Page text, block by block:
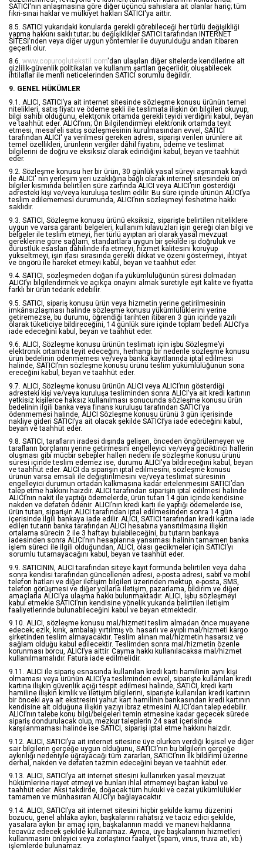
SATICI'nın anlaşmasına göre diğer üçüncü sahıslara ait olanlar hariç; tüm
fikri-sınai haklar ve mülkiyet hakları SATICI'ya aittir.
8.5. SATICI yukarıdaki konularda gerekli görebileceği her türlü değişikliği
yapma hakkını saklı tutar; bu değişiklikler SATICI tarafından INTERNET
SİTESİ'nden veya diğer uygun yöntemler ile duyurulduğu andan itibaren
geçerli olur.
8.6. www.copuroglutekstil.com'dan ulaşılan diğer sitelerde kendilerine ait
gizlilik-güvenlik politikaları ve kullanım şartları geçerlidir, oluşabilecek
ihtilaflar ile menfi neticelerinden SATICI sorumlu değildir.
9. GENEL HÜKÜMLER
9.1. ALICI, SATICI’ya ait internet sitesinde sözleşme konusu ürünün temel
nitelikleri, satış fiyatı ve ödeme şekli ile teslimata ilişkin ön bilgileri okuyup,
bilgi sahibi olduğunu, elektronik ortamda gerekli teyidi verdiğini kabul, beyan
ve taahhüt eder. ALICI’nın; Ön Bilgilendirmeyi elektronik ortamda teyit
etmesi, mesafeli satış sözleşmesinin kurulmasından evvel, SATICI
tarafından ALICI' ya verilmesi gereken adresi, siparişi verilen ürünlere ait
temel özellikleri, ürünlerin vergiler dâhil fiyatını, ödeme ve teslimat
bilgilerini de doğru ve eksiksiz olarak edindiğini kabul, beyan ve taahhüt
eder.
9.2. Sözleşme konusu her bir ürün, 30 günlük yasal süreyi aşmamak kaydı
ile ALICI' nın yerleşim yeri uzaklığına bağlı olarak internet sitesindeki ön
bilgiler kısmında belirtilen süre zarfında ALICI veya ALICI’nın gösterdiği
adresteki kişi ve/veya kuruluşa teslim edilir. Bu süre içinde ürünün ALICI’ya
teslim edilememesi durumunda, ALICI’nın sözleşmeyi feshetme hakkı
saklıdır.
9.3. SATICI, Sözleşme konusu ürünü eksiksiz, siparişte belirtilen niteliklere
uygun ve varsa garanti belgeleri, kullanım kılavuzları işin gereği olan bilgi ve
belgeler ile teslim etmeyi, her türlü ayıptan arî olarak yasal mevzuat
gereklerine göre sağlam, standartlara uygun bir şekilde işi doğruluk ve
dürüstlük esasları dâhilinde ifa etmeyi, hizmet kalitesini koruyup
yükseltmeyi, işin ifası sırasında gerekli dikkat ve özeni göstermeyi, ihtiyat
ve öngörü ile hareket etmeyi kabul, beyan ve taahhüt eder.
9.4. SATICI, sözleşmeden doğan ifa yükümlülüğünün süresi dolmadan
ALICI’yı bilgilendirmek ve açıkça onayını almak suretiyle eşit kalite ve fiyatta
farklı bir ürün tedarik edebilir.
9.5. SATICI, sipariş konusu ürün veya hizmetin yerine getirilmesinin
imkânsızlaşması halinde sözleşme konusu yükümlülüklerini yerine
getiremezse, bu durumu, öğrendiği tarihten itibaren 3 gün içinde yazılı
olarak tüketiciye bildireceğini, 14 günlük süre içinde toplam bedeli ALICI’ya
iade edeceğini kabul, beyan ve taahhüt eder.
9.6. ALICI, Sözleşme konusu ürünün teslimatı için işbu Sözleşme’yi
elektronik ortamda teyit edeceğini, herhangi bir nedenle sözleşme konusu
ürün bedelinin ödenmemesi ve/veya banka kayıtlarında iptal edilmesi
halinde, SATICI’nın sözleşme konusu ürünü teslim yükümlülüğünün sona
ereceğini kabul, beyan ve taahhüt eder.
9.7. ALICI, Sözleşme konusu ürünün ALICI veya ALICI’nın gösterdiği
adresteki kişi ve/veya kuruluşa tesliminden sonra ALICI'ya ait kredi kartının
yetkisiz kişilerce haksız kullanılması sonucunda sözleşme konusu ürün
bedelinin ilgili banka veya finans kuruluşu tarafından SATICI'ya
ödenmemesi halinde, ALICI Sözleşme konusu ürünü 3 gün içerisinde
nakliye gideri SATICI’ya ait olacak şekilde SATICI’ya iade edeceğini kabul,
beyan ve taahhüt eder.
9.8. SATICI, tarafların iradesi dışında gelişen, önceden öngörülemeyen ve
tarafların borçlarını yerine getirmesini engelleyici ve/veya geciktirici hallerin
oluşması gibi mücbir sebepler halleri nedeni ile sözleşme konusu ürünü
süresi içinde teslim edemez ise, durumu ALICI'ya bildireceğini kabul, beyan
ve taahhüt eder. ALICI da siparişin iptal edilmesini, sözleşme konusu
ürünün varsa emsali ile değiştirilmesini ve/veya teslimat süresinin
engelleyici durumun ortadan kalkmasına kadar ertelenmesini SATICI’dan
talep etme hakkını haizdir. ALICI tarafından siparişin iptal edilmesi halinde
ALICI’nın nakit ile yaptığı ödemelerde, ürün tutarı 14 gün içinde kendisine
nakden ve defaten ödenir. ALICI’nın kredi kartı ile yaptığı ödemelerde ise,
ürün tutarı, siparişin ALICI tarafından iptal edilmesinden sonra 14 gün
içerisinde ilgili bankaya iade edilir. ALICI, SATICI tarafından kredi kartına iade
edilen tutarın banka tarafından ALICI hesabına yansıtılmasına ilişkin
ortalama sürecin 2 ile 3 haftayı bulabileceğini, bu tutarın bankaya
iadesinden sonra ALICI’nın hesaplarına yansıması halinin tamamen banka
işlem süreci ile ilgili olduğundan, ALICI, olası gecikmeler için SATICI’yı
sorumlu tutamayacağını kabul, beyan ve taahhüt eder.
9.9. SATICININ, ALICI tarafından siteye kayıt formunda belirtilen veya daha
sonra kendisi tarafından güncellenen adresi, e-posta adresi, sabit ve mobil
telefon hatları ve diğer iletişim bilgileri üzerinden mektup, e-posta, SMS,
telefon görüşmesi ve diğer yollarla iletişim, pazarlama, bildirim ve diğer
amaçlarla ALICI’ya ulaşma hakkı bulunmaktadır. ALICI, işbu sözleşmeyi
kabul etmekle SATICI’nın kendisine yönelik yukarıda belirtilen iletişim
faaliyetlerinde bulunabileceğini kabul ve beyan etmektedir.
9.10. ALICI, sözleşme konusu mal/hizmeti teslim almadan önce muayene
edecek; ezik, kırık, ambalajı yırtılmış vb. hasarlı ve ayıplı mal/hizmeti kargo
şirketinden teslim almayacaktır. Teslim alınan mal/hizmetin hasarsız ve
sağlam olduğu kabul edilecektir. Teslimden sonra mal/hizmetin özenle
korunması borcu, ALICI’ya aittir. Cayma hakkı kullanılacaksa mal/hizmet
kullanılmamalıdır. Fatura iade edilmelidir.
9.11. ALICI ile sipariş esnasında kullanılan kredi kartı hamilinin aynı kişi
olmaması veya ürünün ALICI’ya tesliminden evvel, siparişte kullanılan kredi
kartına ilişkin güvenlik açığı tespit edilmesi halinde, SATICI, kredi kartı
hamiline ilişkin kimlik ve iletişim bilgilerini, siparişte kullanılan kredi kartının
bir önceki aya ait ekstresini yahut kart hamilinin bankasından kredi kartının
kendisine ait olduğuna ilişkin yazıyı ibraz etmesini ALICI’dan talep edebilir.
ALICI’nın talebe konu bilgi/belgeleri temin etmesine kadar geçecek sürede
sipariş dondurulacak olup, mezkur taleplerin 24 saat içerisinde
karşılanmaması halinde ise SATICI, siparişi iptal etme hakkını haizdir.
9.12. ALICI, SATICI’ya ait internet sitesine üye olurken verdiği kişisel ve diğer
sair bilgilerin gerçeğe uygun olduğunu, SATICI’nın bu bilgilerin gerçeğe
aykırılığı nedeniyle uğrayacağı tüm zararları, SATICI’nın ilk bildirimi üzerine
derhal, nakden ve defaten tazmin edeceğini beyan ve taahhüt eder.
9.13. ALICI, SATICI’ya ait internet sitesini kullanırken yasal mevzuat
hükümlerine riayet etmeyi ve bunları ihlal etmemeyi baştan kabul ve
taahhüt eder. Aksi takdirde, doğacak tüm hukuki ve cezai yükümlülükler
tamamen ve münhasıran ALICI’yı bağlayacaktır.
9.14. ALICI, SATICI’ya ait internet sitesini hiçbir şekilde kamu düzenini
bozucu, genel ahlaka aykırı, başkalarını rahatsız ve taciz edici şekilde,
yasalara aykırı bir amaç için, başkalarının maddi ve manevi haklarına
tecavüz edecek şekilde kullanamaz. Ayrıca, üye başkalarının hizmetleri
kullanmasını önleyici veya zorlaştırıcı faaliyet (spam, virus, truva atı, vb.)
işlemlerde bulunamaz.